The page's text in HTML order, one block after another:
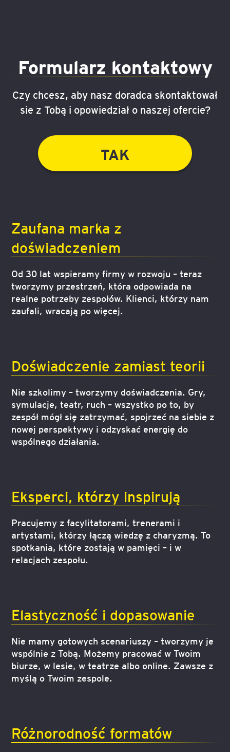
Formularz kontaktowy
Czy chcesz, aby nasz doradca skontaktował
sie z Tobą i opowiedział o naszej ofercie?
TAK
Zaufana marka z
doświadczeniem
Od 30 lat wspieramy firmy w rozwoju – teraz
tworzymy przestrzeń, która odpowiada na
realne potrzeby zespołów. Klienci, którzy nam
zaufali, wracają po więcej.
Doświadczenie zamiast teorii
Nie szkolimy – tworzymy doświadczenia. Gry,
symulacje, teatr, ruch – wszystko po to, by
zespół mógł się zatrzymać, spojrzeć na siebie z
nowej perspektywy i odzyskać energię do
wspólnego działania.
Eksperci, którzy inspirują
Pracujemy z facylitatorami, trenerami i
artystami, którzy łączą wiedzę z charyzmą. To
spotkania, które zostają w pamięci – i w
relacjach zespołu.
Elastyczność i dopasowanie
Nie mamy gotowych scenariuszy – tworzymy je
wspólnie z Tobą. Możemy pracować w Twoim
biurze, w lesie, w teatrze albo online. Zawsze z
myślą o Twoim zespole.
Różnorodność formatów